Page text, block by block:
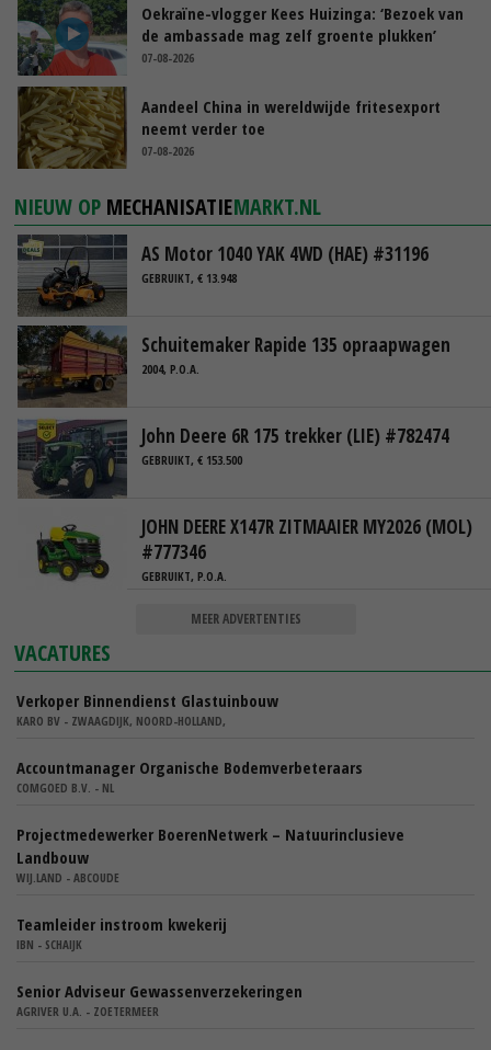
Oekraïne-vlogger Kees Huizinga: ‘Bezoek van
de ambassade mag zelf groente plukken’
07-08-2026
Aandeel China in wereldwijde fritesexport
neemt verder toe
07-08-2026
NIEUW OP MECHANISATIEMARKT.NL
AS Motor 1040 YAK 4WD (HAE) #31196
GEBRUIKT, € 13.948
Schuitemaker Rapide 135 opraapwagen
2004, P.O.A.
John Deere 6R 175 trekker (LIE) #782474
GEBRUIKT, € 153.500
JOHN DEERE X147R ZITMAAIER MY2026 (MOL)
#777346
GEBRUIKT, P.O.A.
MEER ADVERTENTIES
VACATURES
Verkoper Binnendienst Glastuinbouw
KARO BV - ZWAAGDIJK, NOORD-HOLLAND,
Accountmanager Organische Bodemverbeteraars
COMGOED B.V. - NL
Projectmedewerker BoerenNetwerk – Natuurinclusieve
Landbouw
WIJ.LAND - ABCOUDE
Teamleider instroom kwekerij
IBN - SCHAIJK
Senior Adviseur Gewassenverzekeringen
AGRIVER U.A. - ZOETERMEER